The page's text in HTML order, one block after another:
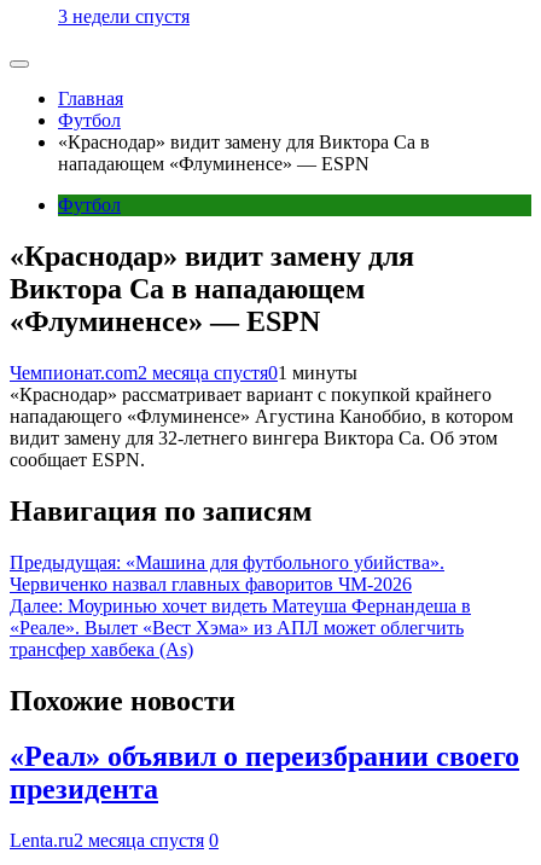
3 недели спустя
Главная
Футбол
«Краснодар» видит замену для Виктора Са в
нападающем «Флуминенсе» — ESPN
Футбол
«Краснодар» видит замену для
Виктора Са в нападающем
«Флуминенсе» — ESPN
Чемпионат.com2 месяца спустя01 минуты
«Краснодар» рассматривает вариант с покупкой крайнего
нападающего «Флуминенсе» Агустина Каноббио, в котором
видит замену для 32-летнего вингера Виктора Са. Об этом
сообщает ESPN.
Навигация по записям
Предыдущая: «Машина для футбольного убийства».
Червиченко назвал главных фаворитов ЧМ-2026
Далее: Моуринью хочет видеть Матеуша Фернандеша в
«Реале». Вылет «Вест Хэма» из АПЛ может облегчить
трансфер хавбека (As)
Похожие новости
«Реал» объявил о переизбрании своего
президента
Lenta.ru2 месяца спустя 0